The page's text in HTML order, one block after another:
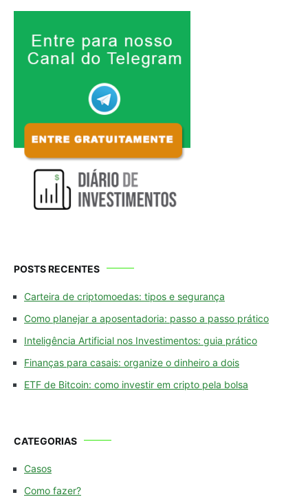
POSTS RECENTES
Carteira de criptomoedas: tipos e segurança
Como planejar a aposentadoria: passo a passo prático
Inteligência Artificial nos Investimentos: guia prático
Finanças para casais: organize o dinheiro a dois
ETF de Bitcoin: como investir em cripto pela bolsa
CATEGORIAS
Casos
Como fazer?